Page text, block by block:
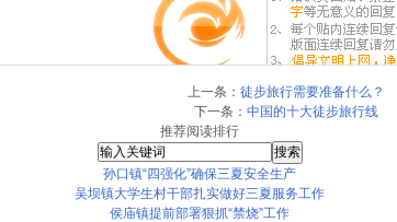
上一条：徒步旅行需要准备什么？
下一条：中国的十大徒步旅行线
推荐阅读排行
孙口镇“四强化”确保三夏安全生产
吴坝镇大学生村干部扎实做好三夏服务工作
侯庙镇提前部署狠抓“禁烧”工作